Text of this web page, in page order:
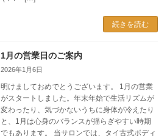
続きを読む
1月の営業日のご案内
2026年1月6日
明けましておめでとうございます。 1月の営業
がスタートしました。年末年始で生活リズムが
変わったり、気づかないうちに身体が冷えたり
と、1月は心身のバランスが揺らぎやすい時期
でもあります。 当サロンでは、タイ古式ボディ